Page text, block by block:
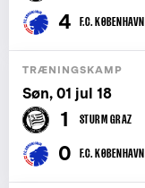
4 F.C. KØBENHAVN
TRÆNINGSKAMP
Søn, 01 jul 18
1 STURM GRAZ
0 F.C. KØBENHAVN